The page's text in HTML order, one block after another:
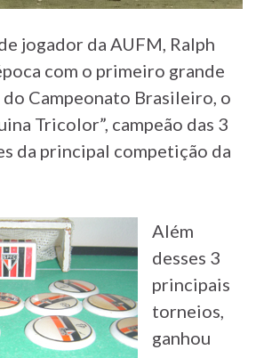
jogador da AUFM, Ralph
com o primeiro grande
Campeonato Brasileiro, o
Tricolor”, campeão das 3
da principal competição da
Além
desses 3
principais
torneios,
ganhou